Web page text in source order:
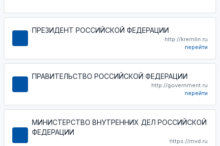
ПРЕЗИДЕНТ РОССИЙСКОЙ ФЕДЕРАЦИИ
http://kremlin.ru
перейти
ПРАВИТЕЛЬСТВО РОССИЙСКОЙ ФЕДЕРАЦИИ
http://government.ru
перейти
МИНИСТЕРСТВО ВНУТРЕННИХ ДЕЛ РОССИЙСКОЙ
ФЕДЕРАЦИИ
https://mvd.ru